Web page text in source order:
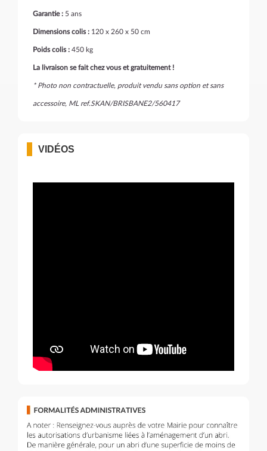
Garantie : 5 ans
Dimensions colis : 120 x 260 x 50 cm
Poids colis : 450 kg
La livraison se fait chez vous et gratuitement !
* Photo non contractuelle, produit vendu sans option et sans
accessoire, ML ref.SKAN/BRISBANE2/560417
VIDÉOS